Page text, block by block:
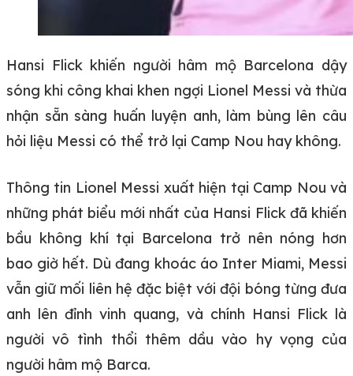
Hansi Flick khiến người hâm mộ Barcelona dậy
sóng khi công khai khen ngợi Lionel Messi và thừa
nhận sẵn sàng huấn luyện anh, làm bùng lên câu
hỏi liệu Messi có thể trở lại Camp Nou hay không.
Thông tin Lionel Messi xuất hiện tại Camp Nou và
những phát biểu mới nhất của Hansi Flick đã khiến
bầu không khí tại Barcelona trở nên nóng hơn
bao giờ hết. Dù đang khoác áo Inter Miami, Messi
vẫn giữ mối liên hệ đặc biệt với đội bóng từng đưa
anh lên đỉnh vinh quang, và chính Hansi Flick là
người vô tình thổi thêm dầu vào hy vọng của
người hâm mộ Barca.